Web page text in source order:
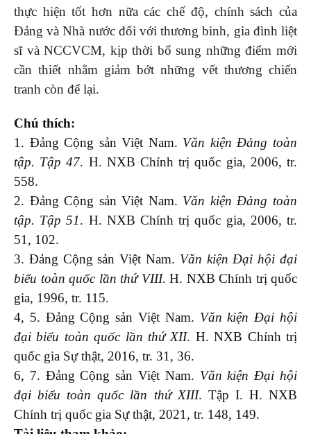
thực hiện tốt hơn nữa các chế độ, chính sách của
Đảng và Nhà nước đối với thương binh, gia đình liệt
sĩ và NCCVCM, kịp thời bổ sung những điểm mới
cần thiết nhằm giảm bớt những vết thương chiến
tranh còn để lại.
Chú thích:
1. Đảng Cộng sản Việt Nam. Văn kiện Đảng toàn
tập. Tập 47. H. NXB Chính trị quốc gia, 2006, tr.
558.
2. Đảng Cộng sản Việt Nam. Văn kiện Đảng toàn
tập. Tập 51. H. NXB Chính trị quốc gia, 2006, tr.
51, 102.
3. Đảng Cộng sản Việt Nam. Văn kiện Đại hội đại
biểu toàn quốc lần thứ VIII. H. NXB Chính trị quốc
gia, 1996, tr. 115.
4, 5. Đảng Cộng sản Việt Nam. Văn kiện Đại hội
đại biểu toàn quốc lần thứ XII. H. NXB Chính trị
quốc gia Sự thật, 2016, tr. 31, 36.
6, 7. Đảng Cộng sản Việt Nam. Văn kiện Đại hội
đại biểu toàn quốc lần thứ XIII. Tập I. H. NXB
Chính trị quốc gia Sự thật, 2021, tr. 148, 149.